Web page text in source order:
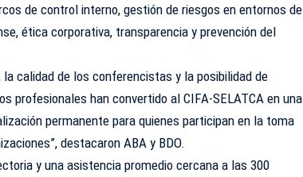
de control interno, gestión de riesgos en entornos de
ética corporativa, transparencia y prevención del
la calidad de los conferencistas y la posibilidad de
profesionales han convertido al CIFA-SELATCA en una
permanente para quienes participan en la toma
destacaron ABA y BDO.
y una asistencia promedio cercana a las 300